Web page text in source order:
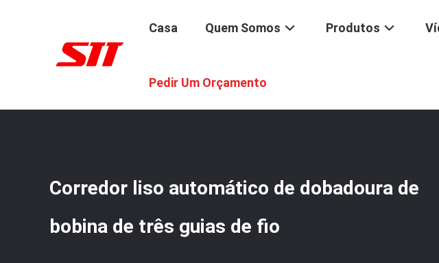
Casa Quem Somos Produtos
Pedir Um Orçamento
Corredor liso automático de dobadoura de
bobina de três guias de fio